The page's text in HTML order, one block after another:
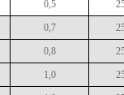
0,5
0,7
0,8
1,0